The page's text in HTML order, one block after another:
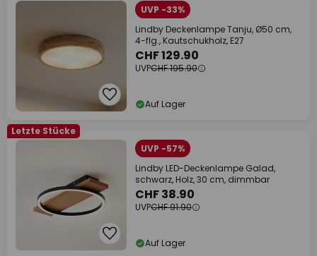
UVP -33%
Lindby Deckenlampe Tanju, Ø50 cm,
4-flg., Kautschukholz, E27
CHF 129.90
UVPCHF 195.90
Auf Lager
Letzte Stücke
UVP -57%
Lindby LED-Deckenlampe Galad,
schwarz, Holz, 30 cm, dimmbar
CHF 38.90
UVPCHF 91.90
Auf Lager